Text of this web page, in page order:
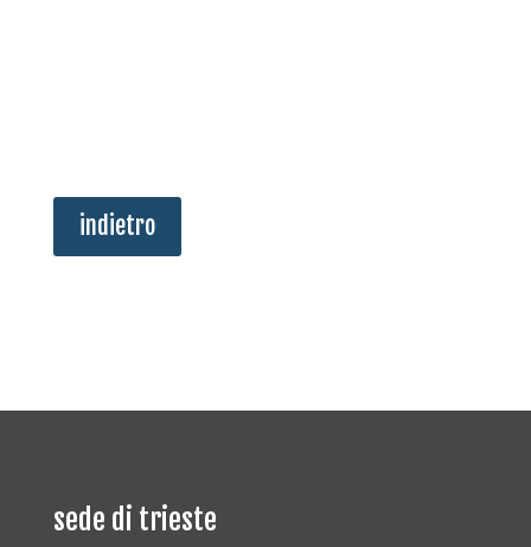
indietro
sede di trieste